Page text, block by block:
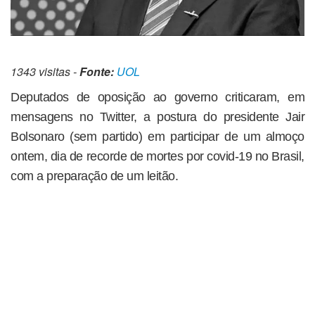
1343 visitas -Fonte: UOL
Deputados de oposição ao governo criticaram, em
mensagens no Twitter, a postura do presidente Jair
Bolsonaro (sem partido) em participar de um almoço
ontem, dia de recorde de mortes por covid-19 no Brasil,
com a preparação de um leitão.